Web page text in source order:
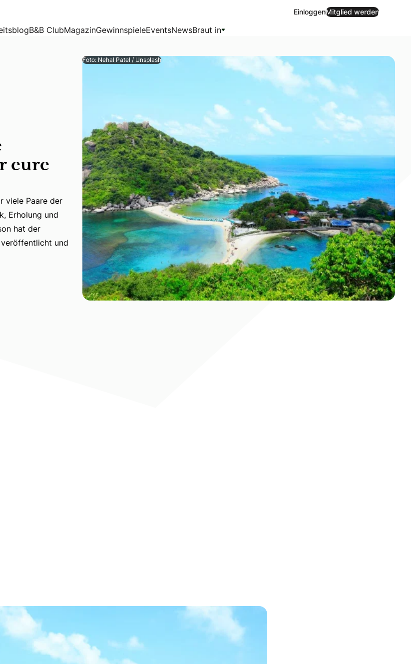
EinloggenMitglied werden
B&B ClubMagazinGewinnspieleEventsNewsBraut in
eure
Paare der krönende Abschluss ihrer Hochzeit – eine Auszeit voller Romantik, Erholung und
viele Paare der
Erholung und
hat der
und
Foto: Nehal Patel / Unsplash